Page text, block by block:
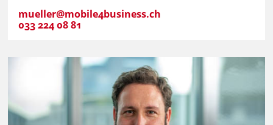
mueller@mobile4business.ch
033 224 08 81